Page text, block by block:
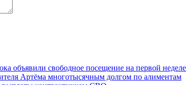
объявили свободное посещение на первой
Артёма многотысячным долгом по алиментам